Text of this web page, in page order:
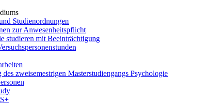
Studienordnungen
zur Anwesenheitspflicht
studieren mit Beeinträchtigung
des zweisemestrigen Masterstudiengangs Psychologie